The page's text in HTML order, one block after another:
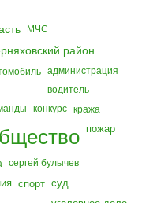
МЧС
район
администрация
водитель
конкурс кража
пожар
сергей булычев
спорт суд